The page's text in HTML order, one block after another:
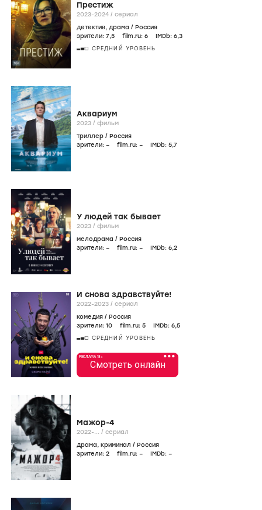
Престиж
2023-2024 / сериал
детектив, драма / Россия
зрители: 7,5 film.ru: 6 IMDb: 6,3
СРЕДНИЙ УРОВЕНЬ
Аквариум
2023 / фильм
триллер / Россия
зрители: – film.ru: – IMDb: 5,7
У людей так бывает
2023 / фильм
мелодрама / Россия
зрители: – film.ru: – IMDb: 6,2
И снова здравствуйте!
2022-2023 / сериал
комедия / Россия
зрители: 10 film.ru: 5 IMDb: 6,5
СРЕДНИЙ УРОВЕНЬ
•••
РЕКЛАМА 18+
Смотреть онлайн
Мажор-4
2022-... / сериал
драма, криминал / Россия
зрители: 2 film.ru: – IMDb: –